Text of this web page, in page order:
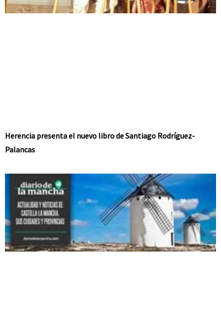
Herencia presenta el nuevo libro de Santiago Rodríguez-
Palancas